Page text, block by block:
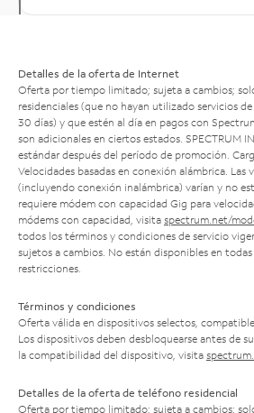
Detalles de la oferta de Internet
Oferta por tiempo limitado; sujeta a cambios;
residenciales (que no hayan utilizado servicios
30 días) y que estén al día en pagos con
son adicionales en ciertos estados. SPECTRUM
estándar después del período de promoción.
Velocidades basadas en conexión alámbrica. Las
(incluyendo conexión inalámbrica) varían y no
requiere módem con capacidad Gig para
módems con capacidad, visita spectrum.net/
todos los términos y condiciones de servicio
sujetos a cambios. No están disponibles en todas
restricciones.
Términos y condiciones
Oferta válida en dispositivos selectos,
Los dispositivos deben desbloquearse antes de
la compatibilidad del dispositivo, visita
Detalles de la oferta de teléfono residencial
Oferta por tiempo limitado; sujeta a cambios;